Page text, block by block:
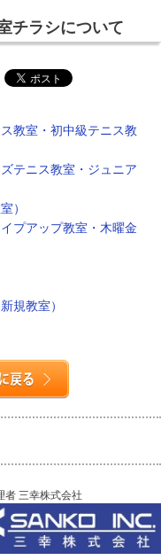
チラシについて
教室・初中級テニス教
テニス教室・ジュニア
）
プアップ教室・木曜金
規教室）
者 三幸株式会社